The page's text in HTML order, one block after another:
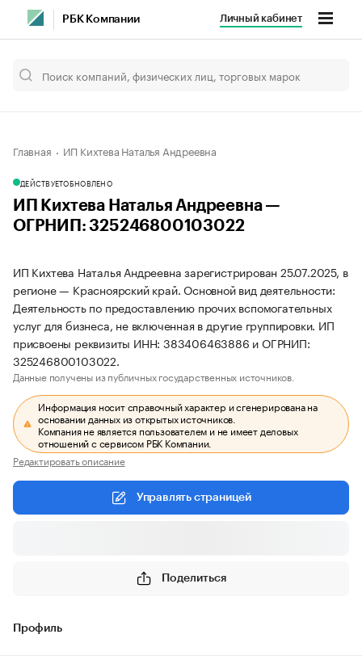
РБК Компании Личный кабинет
Главная ИП Кихтева Наталья Андреевна
ДЕЙСТВУЕТОБНОВЛЕНО
ИП Кихтева Наталья Андреевна —
ОГРНИП: 325246800103022
ИП Кихтева Наталья Андреевна зарегистрирован 25.07.2025, в
регионе — Красноярский край. Основной вид деятельности:
Деятельность по предоставлению прочих вспомогательных
услуг для бизнеса, не включенная в другие группировки. ИП
присвоены реквизиты ИНН: 383406463886 и ОГРНИП:
325246800103022.
Данные получены из публичных государственных источников.
Информация носит справочный характер и сгенерирована на
основании данных из открытых источников.
Компания не является пользователем и не имеет деловых
отношений с сервисом РБК Компании.
Редактировать описание
Управлять страницей
Поделиться
Профиль